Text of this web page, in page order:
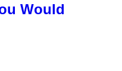
Would